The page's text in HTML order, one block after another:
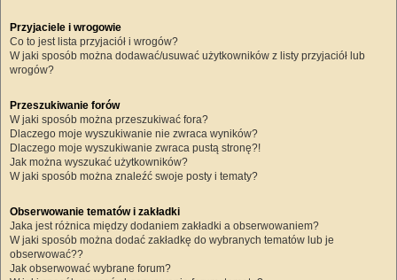
Przyjaciele i wrogowie
Co to jest lista przyjaciół i wrogów?
W jaki sposób można dodawać/usuwać użytkowników z listy przyjaciół lub
wrogów?
Przeszukiwanie forów
W jaki sposób można przeszukiwać fora?
Dlaczego moje wyszukiwanie nie zwraca wyników?
Dlaczego moje wyszukiwanie zwraca pustą stronę?!
Jak można wyszukać użytkowników?
W jaki sposób można znaleźć swoje posty i tematy?
Obserwowanie tematów i zakładki
Jaka jest różnica między dodaniem zakładki a obserwowaniem?
W jaki sposób można dodać zakładkę do wybranych tematów lub je
obserwować??
Jak obserwować wybrane forum?